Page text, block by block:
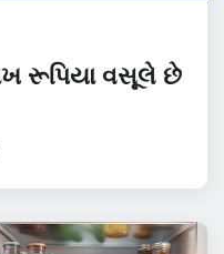
રૂપિયા વસૂલે છે